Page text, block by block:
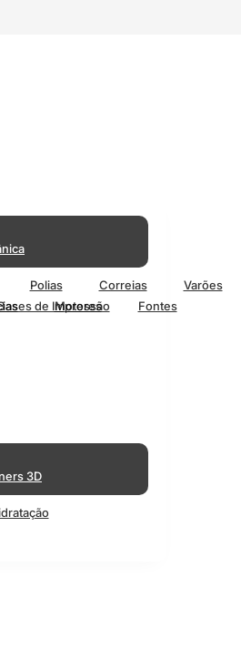
Motores
Fontes
Polias Correias
Varões
de Impressão
3D